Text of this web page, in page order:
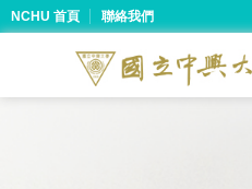
NCHU 首頁 聯絡我們